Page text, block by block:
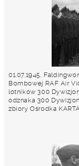
01.07.1945,
Bombowej RAF Air
lotników 300
odznaka 300
zbiory Ośrodka